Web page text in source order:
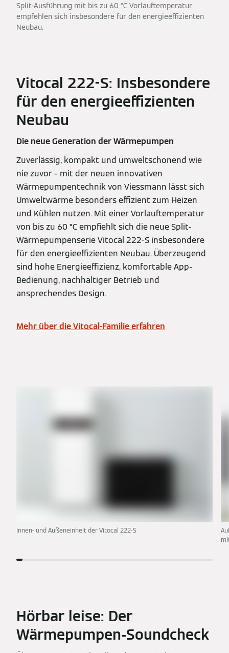
Split-Ausführung mit bis zu 60 °C Vorlauftemperatur
empfehlen sich insbesondere für den energieeffizienten
Neubau.
Vitocal 222-S: Insbesondere
für den energieeffizienten
Neubau
Die neue Generation der Wärmepumpen
Zuverlässig, kompakt und umweltschonend wie
nie zuvor – mit der neuen innovativen
Wärmepumpentechnik von Viessmann lässt sich
Umweltwärme besonders effizient zum Heizen
und Kühlen nutzen. Mit einer Vorlauftemperatur
von bis zu 60 °C empfiehlt sich die neue Split-
Wärmepumpenserie Vitocal 222-S insbesondere
für den energieeffizienten Neubau. Überzeugend
sind hohe Energieeffizienz, komfortable App-
Bedienung, nachhaltiger Betrieb und
ansprechendes Design.
Mehr über die Vitocal-Familie erfahren
Innen- und Außeneinheit der Vitocal 222-S
Hörbar leise: Der
Wärmepumpen-Soundcheck